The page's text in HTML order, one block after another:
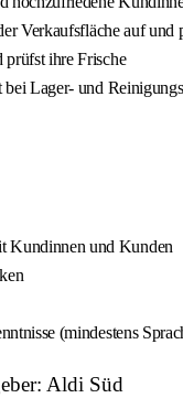
Verkaufsfläche auf und
prüfst ihre Frische
Lager- und
Kundinnen und Kunden
(mindestens
Aldi Süd